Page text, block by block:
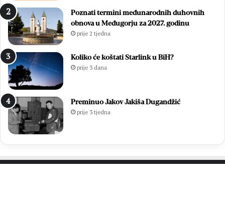
Poznati termini međunarodnih duhovnih
obnova u Međugorju za 2027. godinu
prije 2 tjedna
Koliko će koštati Starlink u BiH?
prije 3 dana
Preminuo Jakov Jakiša Dugandžić
prije 3 tjedna